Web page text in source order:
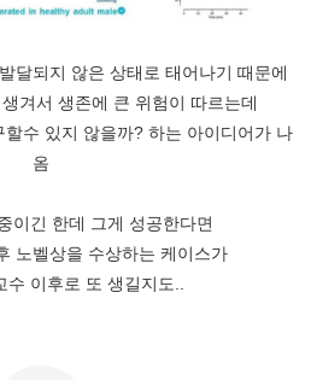
달되지 않은 상태로 태어나기 때문에
겨서 생존에 큰 위험이 따르는데
수 있지 않을까? 하는 아이디어가 나
옴
이긴 한데 그게 성공한다면
노벨상을 수상하는 케이스가
수 이후로 또 생길지도..